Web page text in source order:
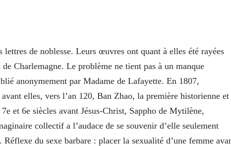
de noblesse. Leurs œuvres ont quant à elles été rayées
Charlemagne. Le problème ne tient pas à un manque
anonymement par Madame de Lafayette. En 1807,
elles, vers l’an 120, Ban Zhao, la première historienne et
et 6e siècles avant Jésus-Christ, Sappho de Mytilène,
collectif a l’audace de se souvenir d’elle seulement
Réflexe du sexe barbare : placer la sexualité d’une femme